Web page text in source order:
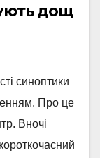
дощ
синоптики
Про це
Вночі